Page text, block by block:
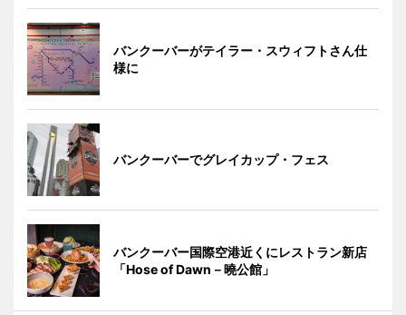
バンクーバーがテイラー・スウィフトさん仕
様に
バンクーバーでグレイカップ・フェス
バンクーバー国際空港近くにレストラン新店
「Hose of Dawn－曉公館」